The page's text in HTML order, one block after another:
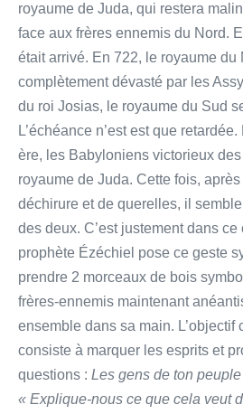
royaume de Juda, qui restera
face aux frères ennemis du Nord.
était arrivé. En 722, le royaume du
complètement dévasté par les
du roi Josias, le royaume du Sud
L’échéance n’est est que
ère, les Babyloniens victorieux
royaume de Juda. Cette fois,
déchirure et de querelles, il
des deux. C’est justement dans
prophète Ézéchiel pose ce geste
prendre 2 morceaux de bois
frères-ennemis maintenant
ensemble dans sa main. L’objectif
consiste à marquer les esprits et
questions : Les gens de ton
« Explique-nous ce que cela veut